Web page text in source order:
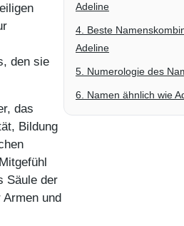
den sie
das
Bildung
Säule der
und
Adeline
4. Beste
Adeline
5. Numerologie des
6. Namen ähnlich wie